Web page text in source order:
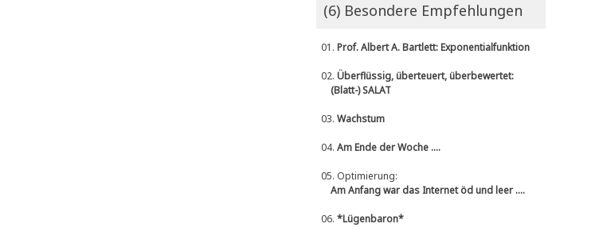
(6) Besondere Empfehlungen
01. Prof. Albert A. Bartlett: Exponentialfunktion
02. Überflüssig, überteuert, überbewertet:
(Blatt-) SALAT
03. Wachstum
04. Am Ende der Woche ....
05. Optimierung:
Am Anfang war das Internet öd und leer ....
06. *Lügenbaron*